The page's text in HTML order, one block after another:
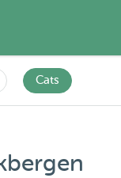
Cats